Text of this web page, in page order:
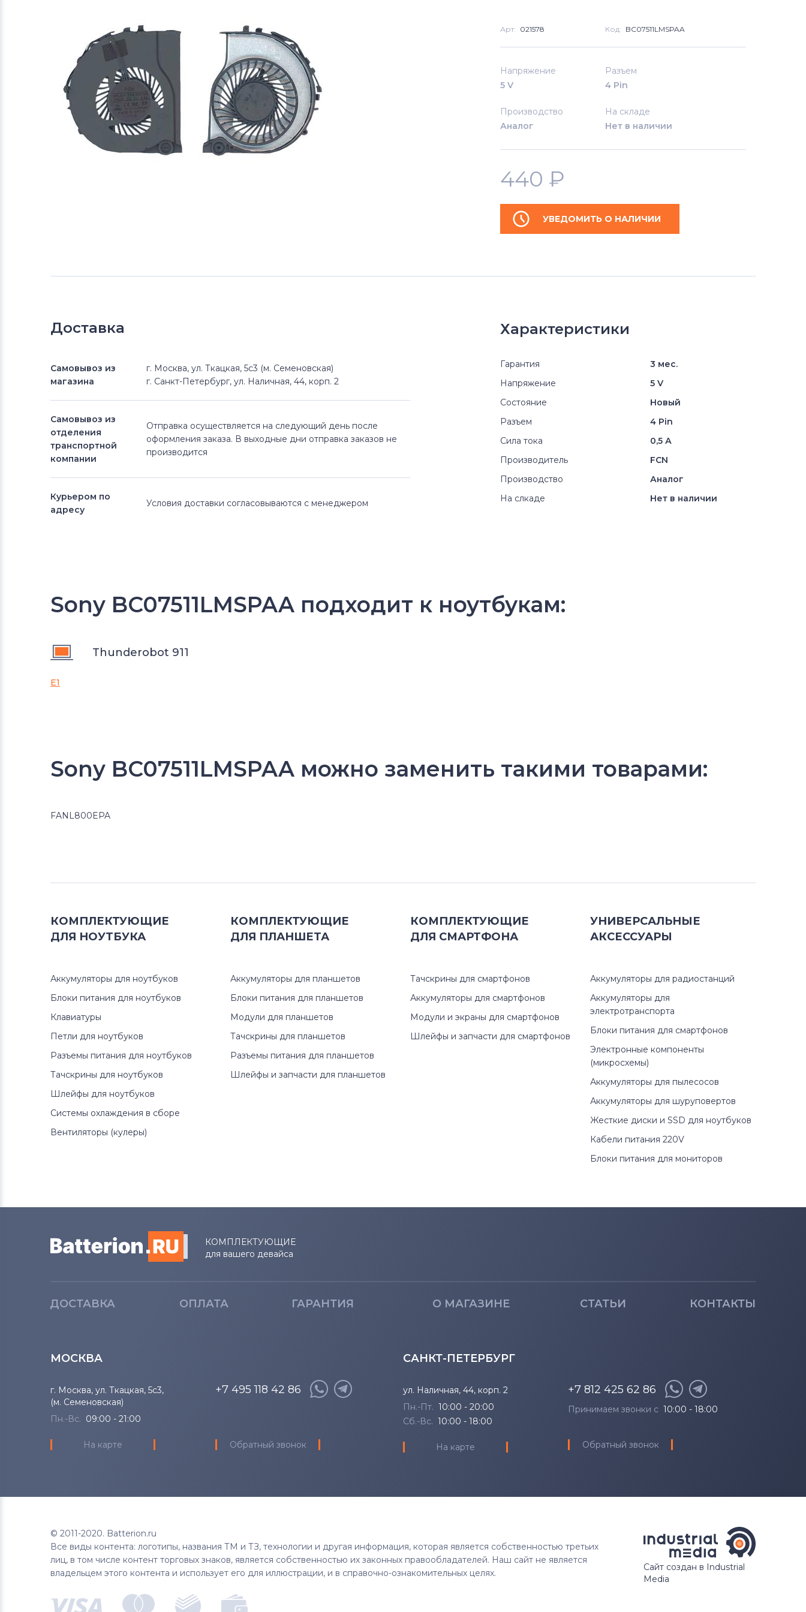
Арт: 021578 Код: BC07511LMSPAA
Напряжение
5 V
Разъем
4 Pin
Производство
Аналог
На складе
Нет в наличии
440 ₽
УВЕДОМИТЬ О НАЛИЧИИ
Доставка
Самовывоз из
магазина
г. Москва, ул. Ткацкая, 5с3 (м. Семеновская)
г. Санкт-Петербург, ул. Наличная, 44, корп. 2
Самовывоз из
отделения
транспортной
компании
Отправка осуществляется на следующий день после
оформления заказа. В выходные дни отправка заказов не
производится
Курьером по
адресу
Условия доставки согласовываются с менеджером
Характеристики
Гарантия
3 мес.
Напряжение
5 V
Состояние
Новый
Разъем
4 Pin
Сила тока
0,5 А
Производитель
FCN
Производство
Аналог
На слкаде
Нет в наличии
Sony BC07511LMSPAA подходит к ноутбукам:
Thunderobot 911
E1
Sony BC07511LMSPAA можно заменить такими товарами:
FANL800EPA
КОМПЛЕКТУЮЩИЕ
ДЛЯ НОУТБУКА
Аккумуляторы для ноутбуков
Блоки питания для ноутбуков
Клавиатуры
Петли для ноутбуков
Разъемы питания для ноутбуков
Тачскрины для ноутбуков
Шлейфы для ноутбуков
Системы охлаждения в сборе
Вентиляторы (кулеры)
КОМПЛЕКТУЮЩИЕ
ДЛЯ ПЛАНШЕТА
Аккумуляторы для планшетов
Блоки питания для планшетов
Модули для планшетов
Тачскрины для планшетов
Разъемы питания для планшетов
Шлейфы и запчасти для планшетов
КОМПЛЕКТУЮЩИЕ
ДЛЯ СМАРТФОНА
Тачскрины для смартфонов
Аккумуляторы для смартфонов
Модули и экраны для смартфонов
Шлейфы и запчасти для смартфонов
УНИВЕРСАЛЬНЫЕ
АКСЕССУАРЫ
Аккумуляторы для радиостанций
Аккумуляторы для
электротранспорта
Блоки питания для смартфонов
Электронные компоненты
(микросхемы)
Аккумуляторы для пылесосов
Аккумуляторы для шуруповертов
Жесткие диски и SSD для ноутбуков
Кабели питания 220V
Блоки питания для мониторов
КОМПЛЕКТУЮЩИЕ
для вашего девайса
ДОСТАВКА ОПЛАТА ГАРАНТИЯ О МАГАЗИНЕ СТАТЬИ КОНТАКТЫ
МОСКВА
г. Москва, ул. Ткацкая, 5с3,
(м. Семеновская)
Пн.-Вс. 09:00 - 21:00
На карте
+7 495 118 42 86
Обратный звонок
САНКТ-ПЕТЕРБУРГ
ул. Наличная, 44, корп. 2
Пн.-Пт. 10:00 - 20:00
Сб.-Вс. 10:00 - 18:00
На карте
+7 812 425 62 86
Принимаем звонки с 10:00 - 18:00
Обратный звонок
© 2011-2020. Batterion.ru
Все виды контента: логотипы, названия ТМ и ТЗ, технологии и другая информация, которая является собственностью третьих
лиц, в том числе контент торговых знаков, является собственностью их законных правообладателей. Наш сайт не является
владельцем этого контента и использует его для иллюстрации, и в справочно-ознакомительных целях.
Сайт создан в Industrial
Media